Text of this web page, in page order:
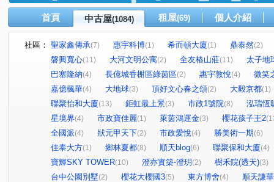
首頁 中古屋(1084) 租屋(69) 個人介紹
社區： 聖家鑫傳承(7) 惠宇科博(1) 希而頓大廈(1) 鼎泰然(2)
磐興寬心(11) 大河文明公寓(2) 全友樁山莊(11)
太子地
巴塞隆納(4) 長億城香榭區綠茵區(2) 惠宇敦悅(4)
微笑
嘉億楓華(4) 大地球(3) 頂好文心春之頌(2) 大毅京都(1)
聯聚怡和大廈(13) 鉅虹最上景(3) 市政1號院(8)
泓瑞恆
星境界(4) 市政寶佳麗(1) 萊茵鴻運金(3) 櫻花孩子王2
全國派(4) 狀元甲天下(2) 市政愛悅(4) 勝美術一期(6)
佳泰大方(1) 鄉林夏都(8) 順天blog(6) 聯聚保和大廈(4)
寶輝SKY TOWER(10) 澄亦實築-澄玥 (2) 樹禾院(透天)(3)
台中公園別墅(2) 櫻花大櫻國3(5) 東方博舍(4)
順天謙華